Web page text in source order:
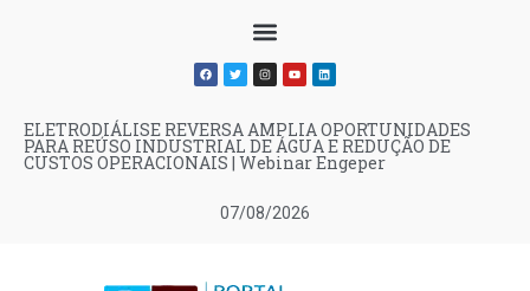
07/08/2026
ELETRODIÁLISE REVERSA AMPLIA OPORTUNIDADES
PARA REÚSO INDUSTRIAL DE ÁGUA E REDUÇÃO DE
CUSTOS OPERACIONAIS | Webinar Engeper